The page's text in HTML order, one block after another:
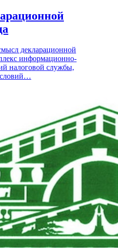
декларационной
информационно-
налоговой службы,